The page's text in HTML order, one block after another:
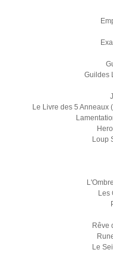
Guildes
Le Livre des 5 Anneaux
Loup
Les
Rêve
Le